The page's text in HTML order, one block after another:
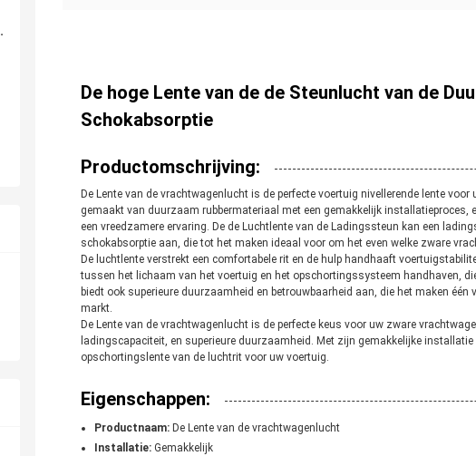
De hoge Lente van de de Steunlucht van de
Schokabsorptie
Productomschrijving:
De Lente van de vrachtwagenlucht is de perfecte voertuig nivellerende lente
gemaakt van duurzaam rubbermateriaal met een gemakkelijk installatieproces,
een vreedzamere ervaring. De de Luchtlente van de Ladingssteun kan een
schokabsorptie aan, die tot het maken ideaal voor om het even welke zware
De luchtlente verstrekt een comfortabele rit en de hulp handhaaft
tussen het lichaam van het voertuig en het opschortingssysteem handhaven,
biedt ook superieure duurzaamheid en betrouwbaarheid aan, die het maken
markt.
De Lente van de vrachtwagenlucht is de perfecte keus voor uw zware
ladingscapaciteit, en superieure duurzaamheid. Met zijn gemakkelijke
opschortingslente van de luchtrit voor uw voertuig.
Eigenschappen:
Productnaam: De Lente van de vrachtwagenlucht
Installatie: Gemakkelijk